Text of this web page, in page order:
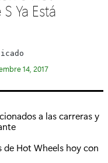
Ya Está
14, 2017
a las carreras y
de Hot Wheels hoy con